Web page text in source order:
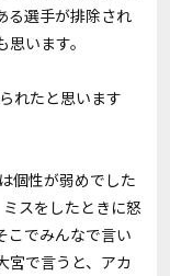
る選手が排除され
います。
れたと思います
個性が弱めでした
スをしたときに怒
こでみんなで言い
宮で言うと、アカ